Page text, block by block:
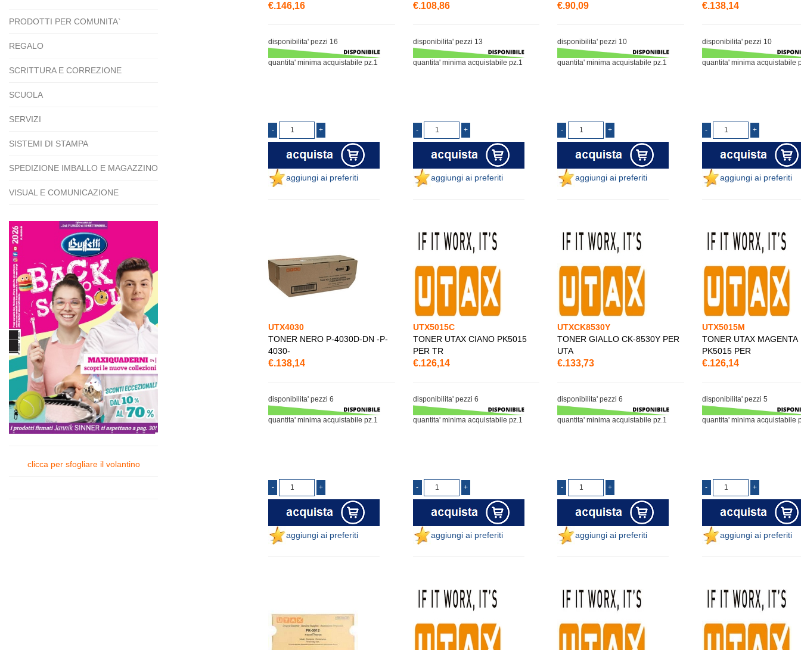
PRODOTTI PER COMUNITA`
REGALO
SCRITTURA E CORREZIONE
SCUOLA
SERVIZI
SISTEMI DI STAMPA
SPEDIZIONE IMBALLO E MAGAZZINO
VISUAL E COMUNICAZIONE
clicca per sfogliare il volantino
€.146,16
disponibilita' pezzi 16
quantita' minima acquistabile pz.1
aggiungi ai preferiti
€.108,86
disponibilita' pezzi 13
quantita' minima acquistabile pz.1
aggiungi ai preferiti
€.90,09
disponibilita' pezzi 10
quantita' minima acquistabile pz.1
aggiungi ai preferiti
€.138,14
disponibilita' pezzi 10
quantita' minima acquistabile
aggiungi ai preferiti
UTX4030
TONER NERO P-4030D-DN -P-
4030-
€.138,14
disponibilita' pezzi 6
quantita' minima acquistabile pz.1
aggiungi ai preferiti
UTX5015C
TONER UTAX CIANO PK5015
PER TR
€.126,14
disponibilita' pezzi 6
quantita' minima acquistabile pz.1
aggiungi ai preferiti
UTXCK8530Y
TONER GIALLO CK-8530Y PER
UTA
€.133,73
disponibilita' pezzi 6
quantita' minima acquistabile pz.1
aggiungi ai preferiti
UTX5015M
TONER UTAX MAGENTA
PK5015 PER
€.126,14
disponibilita' pezzi 5
quantita' minima acquistabile
aggiungi ai preferiti